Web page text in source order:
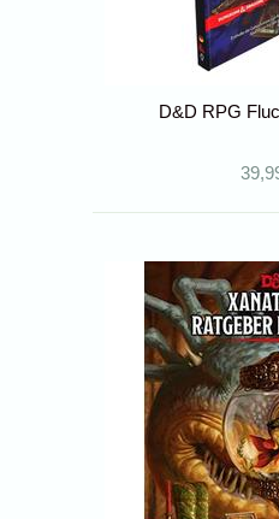
D&D RPG